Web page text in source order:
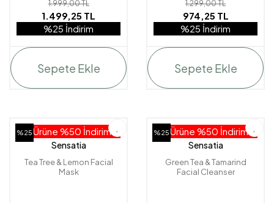
1.999,00 TL
1.499,25 TL
%25 İndirim
Sepete Ekle
1.299,00 TL
974,25 TL
%25 İndirim
Sepete Ekle
%25
2. Ürüne %50 İndirim!
Sensatia
Tea Tree & Lemon Facial
Mask
%25
2. Ürüne %50 İndirim!
Sensatia
Green Tea & Tamarind
Facial Cleanser